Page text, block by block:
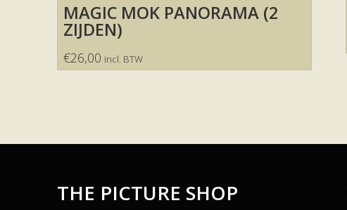
MAGIC MOK PANORAMA (2
ZIJDEN)
€26,00 incl. BTW
THE PICTURE SHOP